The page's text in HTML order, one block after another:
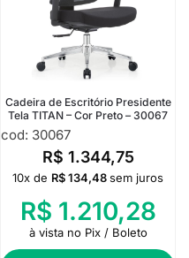
Cadeira de Escritório Presidente
Tela TITAN – Cor Preto – 30067
cod: 30067
R$ 1.344,75
10x de R$134,48sem juros
R$ 1.210,28
à vista no Pix / Boleto